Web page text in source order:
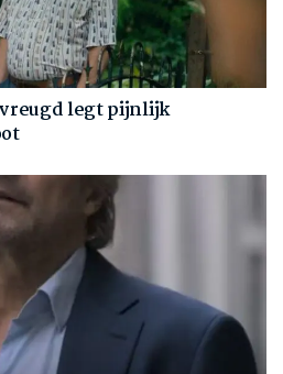
legt pijnlijk